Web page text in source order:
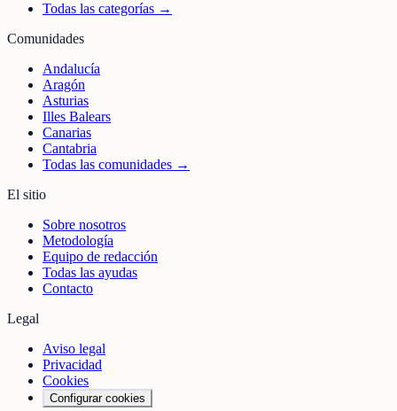
Todas las categorías →
Comunidades
Andalucía
Aragón
Asturias
Illes Balears
Canarias
Cantabria
Todas las comunidades →
El sitio
Sobre nosotros
Metodología
Equipo de redacción
Todas las ayudas
Contacto
Legal
Aviso legal
Privacidad
Cookies
Configurar cookies